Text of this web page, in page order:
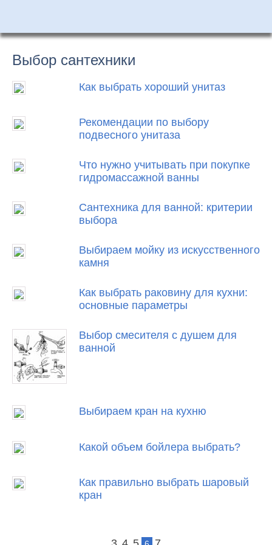
Выбор сантехники
Как выбрать хороший унитаз
Рекомендации по выбору
подвесного унитаза
Что нужно учитывать при покупке
гидромассажной ванны
Сантехника для ванной: критерии
выбора
Выбираем мойку из искусственного
камня
Как выбрать раковину для кухни:
основные параметры
Выбор смесителя с душем для
ванной
Выбираем кран на кухню
Какой объем бойлера выбрать?
Как правильно выбрать шаровый
кран